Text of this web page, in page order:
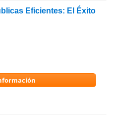
Eficientes: El Éxito